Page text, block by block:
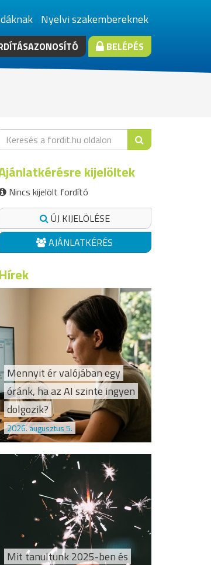
Nyelvi szakembereknek
BELÉPÉS
kijelöltek
Nincs kijelölt fordító
ÚJ KIJELÖLÉSE
AJÁNLATKÉRÉS
Hírek
Mennyit ér valójában egy
óránk, ha az AI szinte ingyen
dolgozik?
2026. augusztus 5.
Mit tanultunk 2025-ben és